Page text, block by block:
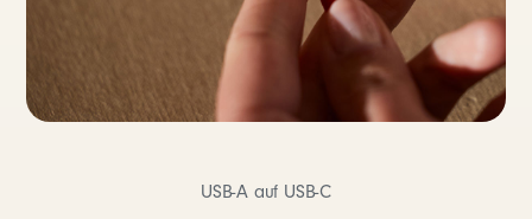
USB-A auf USB-C